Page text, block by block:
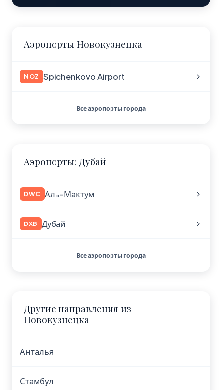
Аэропорты Новокузнецка
NOZ Spichenkovo Airport
Все аэропорты города
Аэропорты: Дубай
DWC Аль-Мактум
DXB Дубай
Все аэропорты города
Другие направления из
Новокузнецка
Анталья
Стамбул